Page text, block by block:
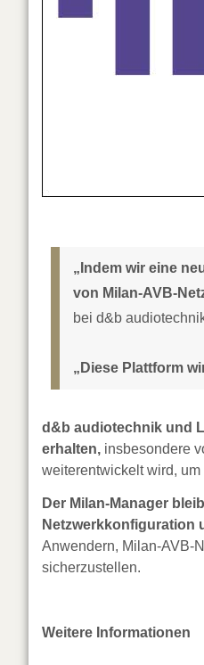
„Indem wir eine
von Milan-AVB-
bei d&b
„Diese Plattform
d&b audiotechnik und
erhalten, insbesondere
weiterentwickelt wird,
Der Milan-Manager
Netzwerkkonfiguration
Anwendern, Milan-AVB-
sicherzustellen.
Weitere Informationen